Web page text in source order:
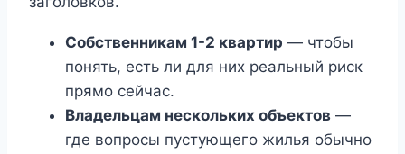
Собственникам 1-2 квартир — чтобы
понять, есть ли для них реальный риск
прямо сейчас.
Владельцам нескольких объектов —
где вопросы пустующего жилья обычно